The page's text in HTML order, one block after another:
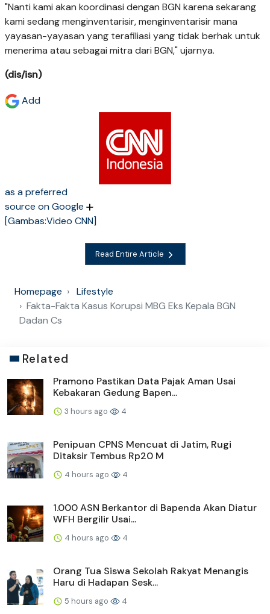
"Nanti kami akan koordinasi dengan BGN karena sekarang
kami sedang menginventarisir, menginventarisir mana
yayasan-yayasan yang terafiliasi yang tidak berhak untuk
menerima atau sebagai mitra dari BGN," ujarnya.
(dis/isn)
Add
as a preferred
source on Google
[Gambas:Video CNN]
Read Entire Article
Homepage
Lifestyle
Fakta-Fakta Kasus Korupsi MBG Eks Kepala BGN
Dadan Cs
Related
Pramono Pastikan Data Pajak Aman Usai
Kebakaran Gedung Bapen...
3 hours ago 4
Penipuan CPNS Mencuat di Jatim, Rugi
Ditaksir Tembus Rp20 M
4 hours ago 4
1.000 ASN Berkantor di Bapenda Akan Diatur
WFH Bergilir Usai...
4 hours ago 4
Orang Tua Siswa Sekolah Rakyat Menangis
Haru di Hadapan Sesk...
5 hours ago 4